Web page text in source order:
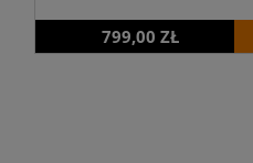
799,00 ZŁ